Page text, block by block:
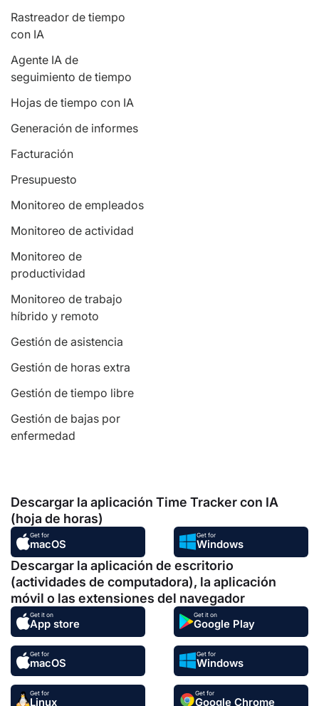
Rastreador de tiempo
con IA
Agente IA de
seguimiento de tiempo
Hojas de tiempo con IA
Generación de informes
Facturación
Presupuesto
Monitoreo de empleados
Monitoreo de actividad
Monitoreo de
productividad
Monitoreo de trabajo
híbrido y remoto
Gestión de asistencia
Gestión de horas extra
Gestión de tiempo libre
Gestión de bajas por
enfermedad
Descargar la aplicación Time Tracker con IA
(hoja de horas)
Get for
macOS
Get for
Windows
Descargar la aplicación de escritorio
(actividades de computadora), la aplicación
móvil o las extensiones del navegador
Get it on
App store
Get it on
Google Play
Get for
macOS
Get for
Windows
Get for
Linux
Get for
Google Chrome